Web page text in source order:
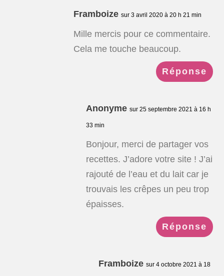
Framboize sur 3 avril 2020 à 20 h 21 min
Mille mercis pour ce commentaire.
Cela me touche beaucoup.
Réponse
Anonyme sur 25 septembre 2021 à 16 h
33 min
Bonjour, merci de partager vos
recettes. J’adore votre site ! J’ai
rajouté de l’eau et du lait car je
trouvais les crêpes un peu trop
épaisses.
Réponse
Framboize sur 4 octobre 2021 à 18